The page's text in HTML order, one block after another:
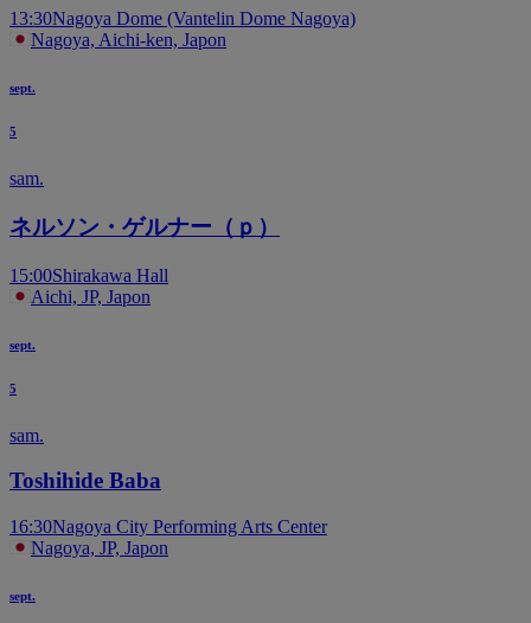
13:30Nagoya Dome (Vantelin Dome Nagoya)
Nagoya, Aichi-ken, Japon
sept.
5
sam.
ネルソン・ゲルナー（ｐ）
15:00Shirakawa Hall
Aichi, JP, Japon
sept.
5
sam.
Toshihide Baba
16:30Nagoya City Performing Arts Center
Nagoya, JP, Japon
sept.